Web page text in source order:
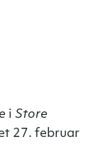
i Store
27. februar